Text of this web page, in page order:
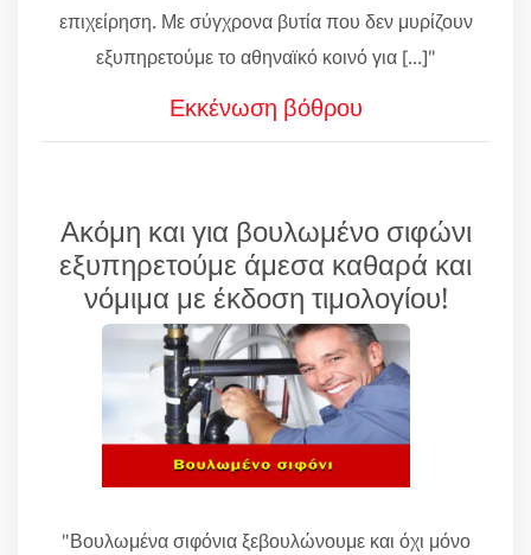
επιχείρηση. Με σύγχρονα βυτία που δεν μυρίζουν
εξυπηρετούμε το αθηναϊκό κοινό για [...]"
Εκκένωση βόθρου
Ακόμη και για βουλωμένο σιφώνι
εξυπηρετούμε άμεσα καθαρά και
νόμιμα με έκδοση τιμολογίου!
"Βουλωμένα σιφόνια ξεβουλώνουμε και όχι μόνο